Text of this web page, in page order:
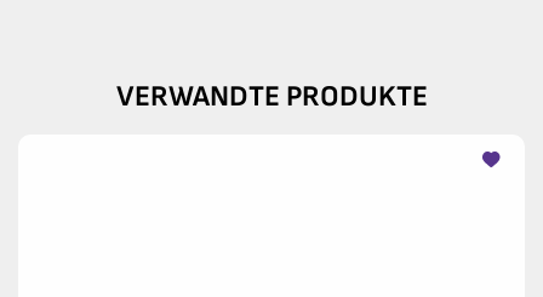
VERWANDTE PRODUKTE